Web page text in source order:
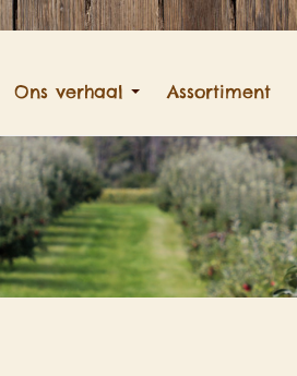
Ons verhaal Assortiment